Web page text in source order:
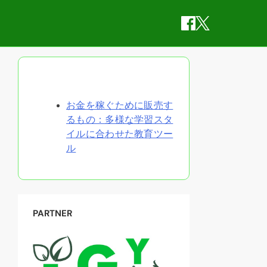
お金を稼ぐために販売す
るもの：多様な学習スタ
イルに合わせた教育ツー
ル
PARTNER